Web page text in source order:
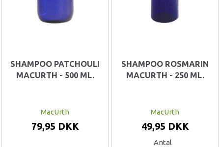
SHAMPOO PATCHOULI
MACURTH - 500 ML.
MacUrth
79,95 DKK
SHAMPOO ROSMARIN
MACURTH - 250 ML.
MacUrth
49,95 DKK
Antal